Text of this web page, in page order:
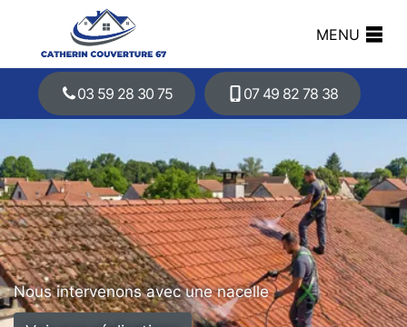
MENU
03 59 28 30 75 07 49 82 78 38
Nous intervenons avec une nacelle